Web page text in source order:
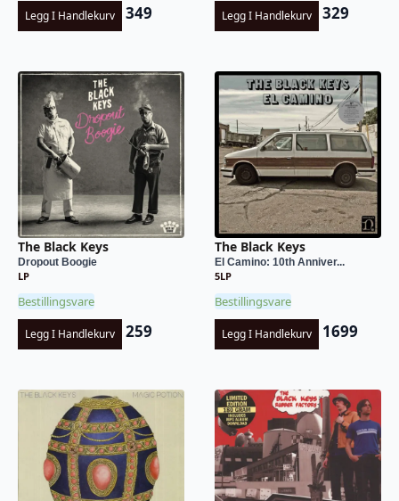
Legg I Handlekurv 349 Legg I Handlekurv 329
The Black Keys
Dropout Boogie
LP
Bestillingsvare
Legg I Handlekurv 259
The Black Keys
El Camino: 10th Anniver...
5LP
Bestillingsvare
Legg I Handlekurv 1699